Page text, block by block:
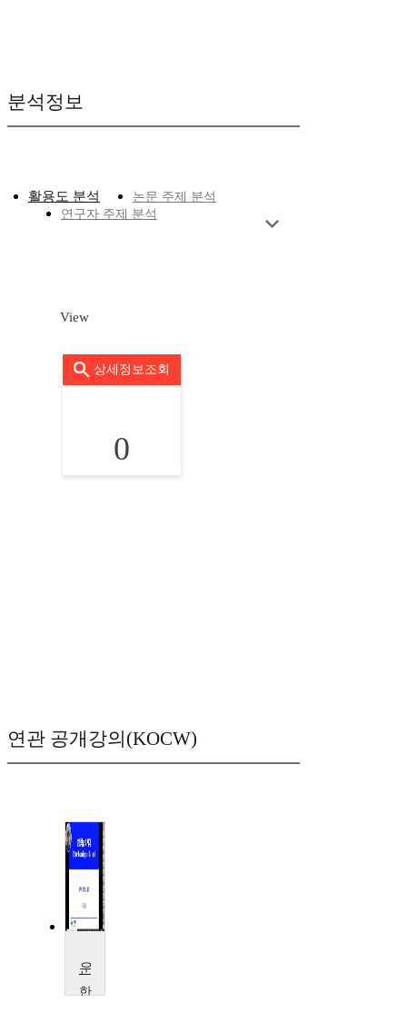
분석정보
활용도 분석
논문 주제 분석
연구자 주제 분석
View
상세정보조회
0
연관 공개강의(KOCW)
한